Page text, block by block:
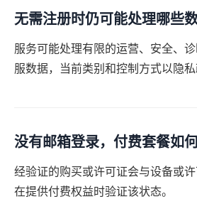
无需注册时仍可能处理哪些数
服务可能处理有限的运营、安全、
服数据，当前类别和控制方式以隐私
没有邮箱登录，付费套餐如何
经验证的购买或许可证会与设备或
在提供付费权益时验证该状态。